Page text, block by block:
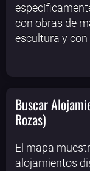
con obras de
escultura y
Buscar
Rozas)
El mapa
alojamientos